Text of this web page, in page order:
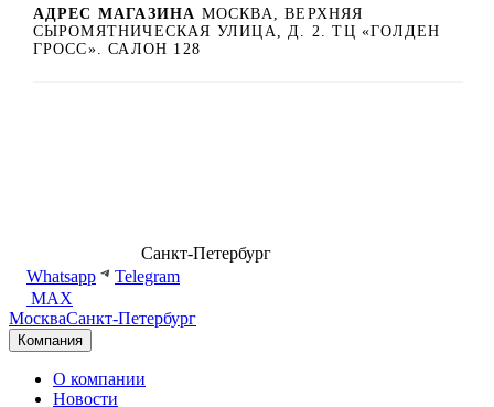
АДРЕС МАГАЗИНА МОСКВА, ВЕРХНЯЯ
СЫРОМЯТНИЧЕСКАЯ УЛИЦА, Д. 2. ТЦ «ГОЛДЕН
ГРОСС». САЛОН 128
Санкт-Петербург
Whatsapp
Telegram
MAX
МоскваСанкт-Петербург
Компания
О компании
Новости